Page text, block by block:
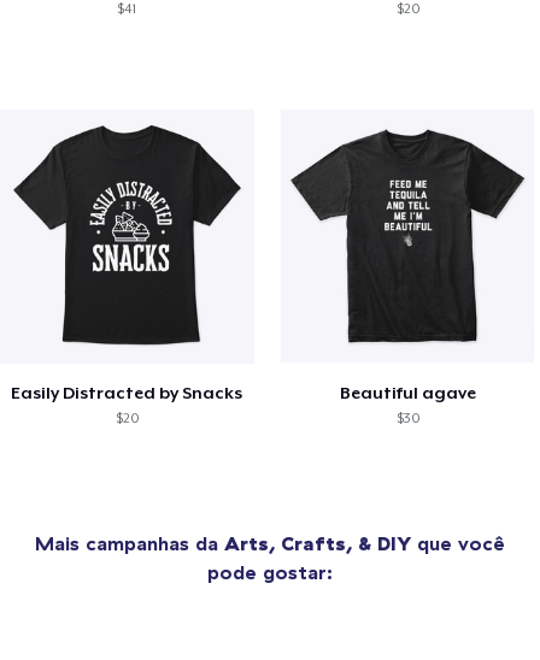
$41 $20
Easily Distracted by Snacks
$20
Beautiful agave
$30
Mais campanhas da Arts, Crafts, & DIY que você
pode gostar: